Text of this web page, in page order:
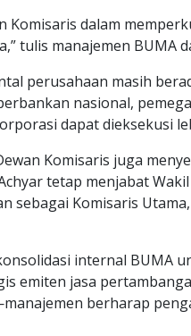
Komisaris dalam
tulis manajemen BUMA
perusahaan masih
nasional,
dapat dieksekusi
Komisaris juga
tetap menjabat
sebagai Komisaris
internal BUMA
emiten jasa
berharap